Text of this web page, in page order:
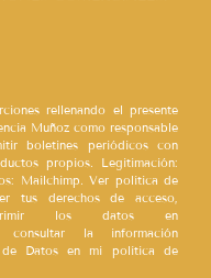
rellenando el presente
Muñoz como responsable
boletines periódicos con
propios. Legitimación:
Mailchimp. Ver política de
tus derechos de acceso,
los datos en
consultar la información
de Datos en mi política de